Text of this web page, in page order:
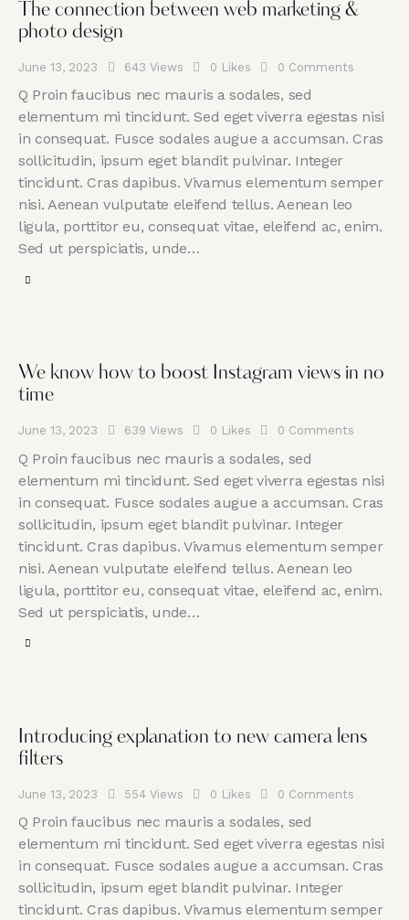
The connection between web marketing &
photo design
June 13, 2023 643 Views 0 Likes 0 Comments
Q Proin faucibus nec mauris a sodales, sed
elementum mi tincidunt. Sed eget viverra egestas nisi
in consequat. Fusce sodales augue a accumsan. Cras
sollicitudin, ipsum eget blandit pulvinar. Integer
tincidunt. Cras dapibus. Vivamus elementum semper
nisi. Aenean vulputate eleifend tellus. Aenean leo
ligula, porttitor eu, consequat vitae, eleifend ac, enim.
Sed ut perspiciatis, unde…
We know how to boost Instagram views in no
time
June 13, 2023 639 Views 0 Likes 0 Comments
Q Proin faucibus nec mauris a sodales, sed
elementum mi tincidunt. Sed eget viverra egestas nisi
in consequat. Fusce sodales augue a accumsan. Cras
sollicitudin, ipsum eget blandit pulvinar. Integer
tincidunt. Cras dapibus. Vivamus elementum semper
nisi. Aenean vulputate eleifend tellus. Aenean leo
ligula, porttitor eu, consequat vitae, eleifend ac, enim.
Sed ut perspiciatis, unde…
Introducing explanation to new camera lens
filters
June 13, 2023 554 Views 0 Likes 0 Comments
Q Proin faucibus nec mauris a sodales, sed
elementum mi tincidunt. Sed eget viverra egestas nisi
in consequat. Fusce sodales augue a accumsan. Cras
sollicitudin, ipsum eget blandit pulvinar. Integer
tincidunt. Cras dapibus. Vivamus elementum semper